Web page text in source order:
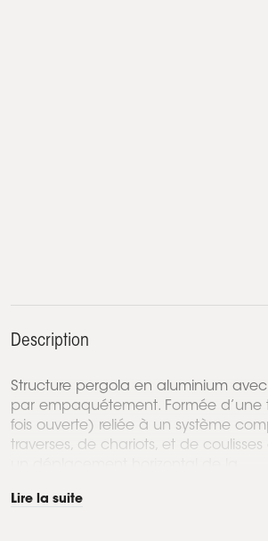
Description
Structure pergola en aluminium
par empaquétement. Formée
fois ouverte) reliée à un système
traverses, de chariots, et de
Lire la suite